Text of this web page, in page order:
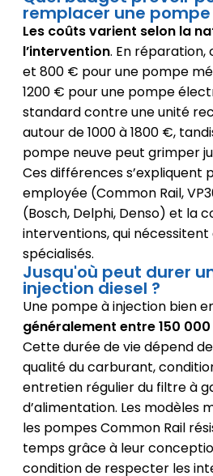
remplacer une
Les coûts varient selon la
l’intervention. En
et 800 € pour une pompe
1200 € pour une pompe
standard contre une unité
autour de 1000 à 1800 €,
pompe neuve peut grimper
Ces différences s’expliquent
employée (Common Rail,
(Bosch, Delphi, Denso) et la
interventions, qui
spécialisés.
Jusqu'où peut durer
injection diesel ?
Une pompe à injection bien
généralement entre 150
Cette durée de vie dépend
qualité du carburant,
entretien régulier du filtre à
d’alimentation. Les modèles
les pompes Common Rail
temps grâce à leur
condition de respecter les